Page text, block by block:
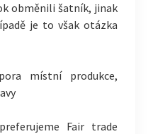
obměnili šatník, jinak
je to však otázka
místní produkce,
Fair trade